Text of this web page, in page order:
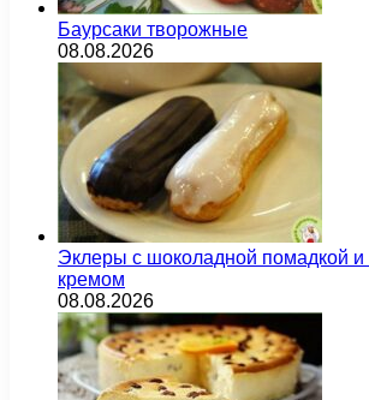
Баурсаки творожные
08.08.2026
Эклеры с шоколадной помадкой
кремом
08.08.2026